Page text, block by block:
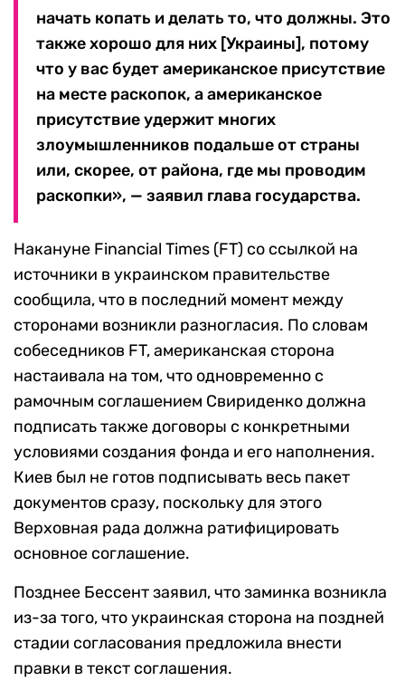
начать копать и делать то, что должны. Это
также хорошо для них [Украины], потому
что у вас будет американское присутствие
на месте раскопок, а американское
присутствие удержит многих
злоумышленников подальше от страны
или, скорее, от района, где мы проводим
раскопки», — заявил глава государства.
Накануне Financial Times (FT) со ссылкой на
источники в украинском правительстве
сообщила, что в последний момент между
сторонами возникли разногласия. По словам
собеседников FT, американская сторона
настаивала на том, что одновременно с
рамочным соглашением Свириденко должна
подписать также договоры с конкретными
условиями создания фонда и его наполнения.
Киев был не готов подписывать весь пакет
документов сразу, поскольку для этого
Верховная рада должна ратифицировать
основное соглашение.
Позднее Бессент заявил, что заминка возникла
из-за того, что украинская сторона на поздней
стадии согласования предложила внести
правки в текст соглашения.